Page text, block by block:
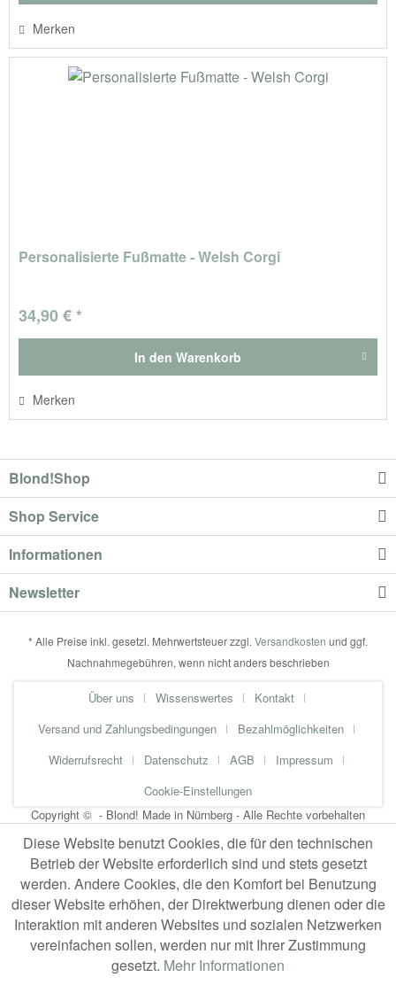
Merken
Personalisierte Fußmatte - Welsh Corgi
34,90 € *
In den Warenkorb
Merken
Blond!Shop
Shop Service
Informationen
Newsletter
* Alle Preise inkl. gesetzl. Mehrwertsteuer zzgl.Versandkosten und ggf.
Nachnahmegebühren, wenn nicht anders beschrieben
Über uns Wissenswertes
Kontakt
Versand und Zahlungsbedingungen
Bezahlmöglichkeiten
Widerrufsrecht
Datenschutz AGB
Impressum
Cookie-Einstellungen
Copyright © - Blond! Made in Nürnberg - Alle Rechte vorbehalten
Diese Website benutzt Cookies, die für den technischen
Betrieb der Website erforderlich sind und stets gesetzt
werden. Andere Cookies, die den Komfort bei Benutzung
dieser Website erhöhen, der Direktwerbung dienen oder die
Interaktion mit anderen Websites und sozialen Netzwerken
vereinfachen sollen, werden nur mit Ihrer Zustimmung
gesetzt. Mehr Informationen